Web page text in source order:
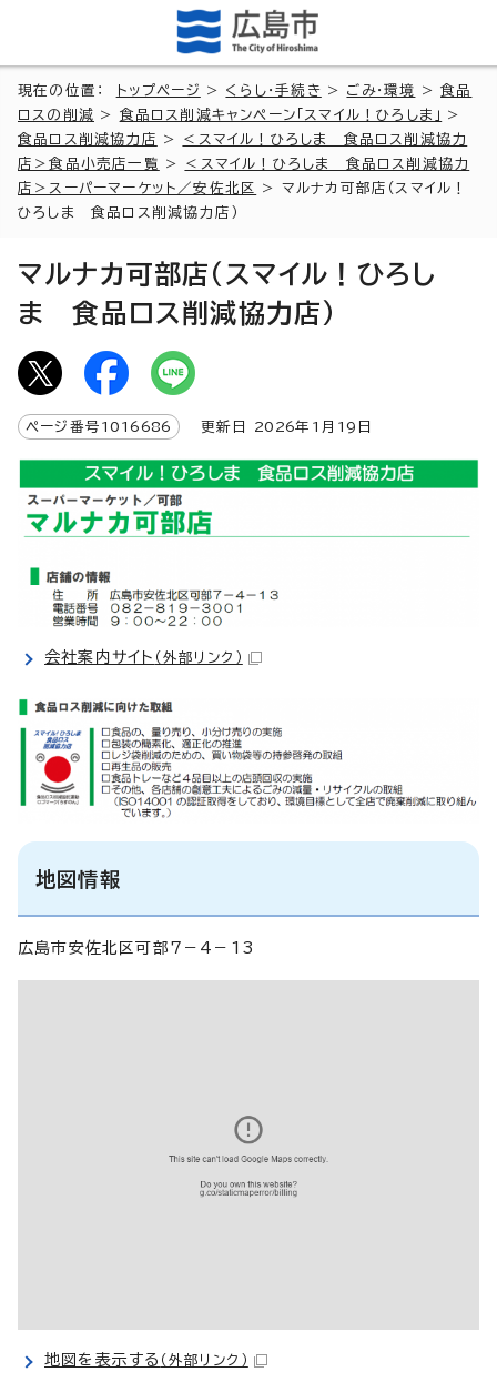
現在の位置： トップページ > くらし・手続き > ごみ・環境 >食品
ロスの削減 > 食品ロス削減キャンペーン「スマイル！ひろしま」
>
食品ロス削減協力店
>
＜スマイル！ひろしま 食品ロス削減協力
店＞食品小売店一覧
>
＜スマイル！ひろしま 食品ロス削減協力
店＞スーパーマーケット／安佐北区
> マルナカ可部店（スマイル！
ひろしま 食品ロス削減協力店）
マルナカ可部店（スマイル！ひろし
ま 食品ロス削減協力店）
ページ番号 1016686 更新日 2026年1月 19 日
会社案内サイト （外部リンク）
地図情報
広島市安佐北区可部7－4－13
地図を表示する （外部リンク）